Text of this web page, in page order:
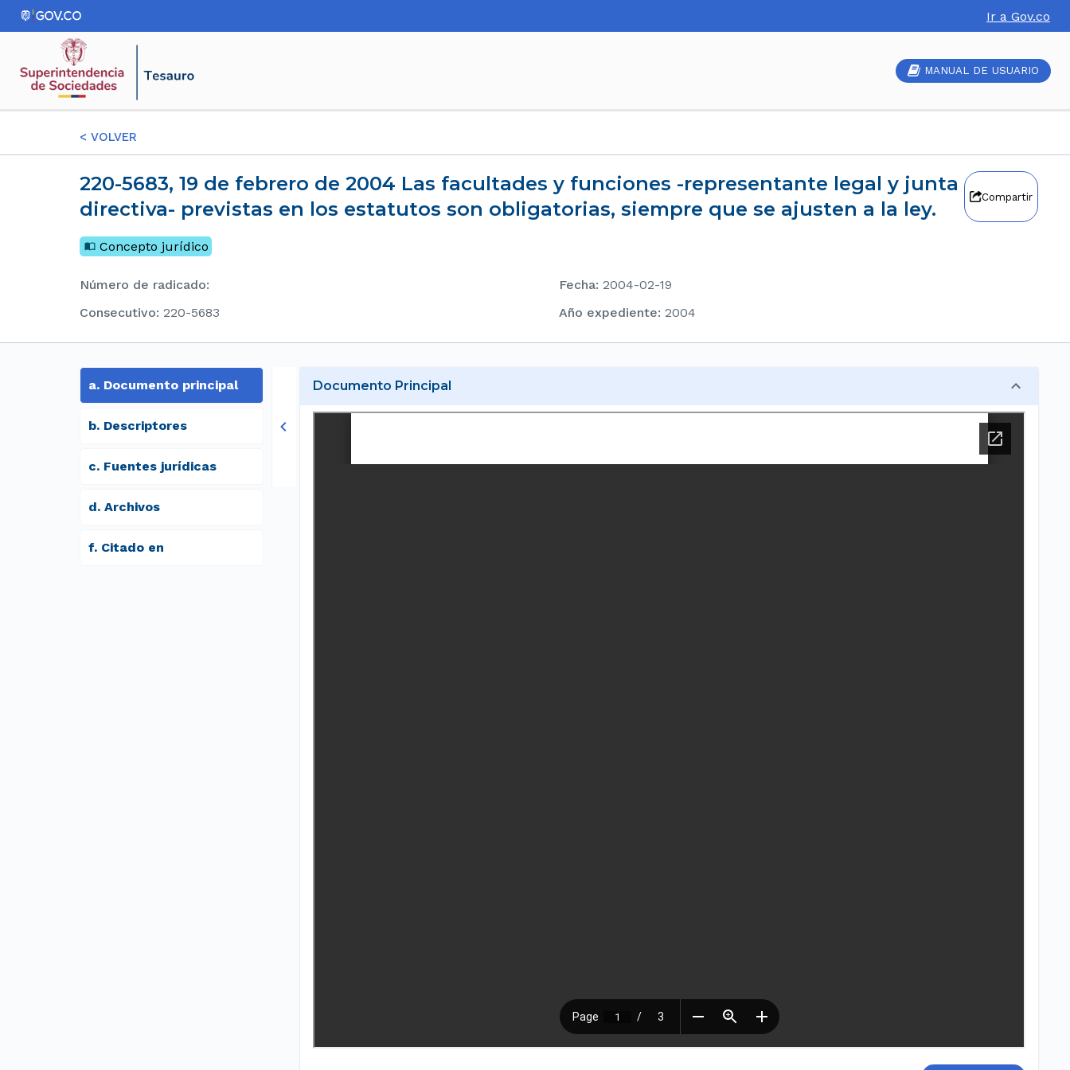
Ir a Gov.co
MANUAL DE USUARIO
< VOLVER
220-5683, 19 de febrero de 2004 Las facultades y funciones -representante legal y junta
directiva- previstas en los estatutos son obligatorias, siempre que se ajusten a la ley.
Compartir
Concepto jurídico
Número de radicado: Fecha: 2004-02-19
consecutivo: 220-5683 Año expediente: 2004
a. Documento principal
b. Descriptores
c. Fuentes jurídicas
d. archivos
f. Citado en
Documento Principal